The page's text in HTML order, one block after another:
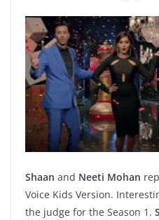
Shaan and Neeti Mohan
Voice Kids Version.
the judge for the Season 1.